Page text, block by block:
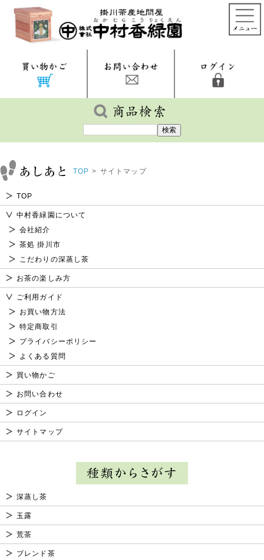
TOP > サイトマップ
TOP
中村香緑園について
会社紹介
茶処 掛川市
こだわりの深蒸し茶
お茶の楽しみ方
ご利用ガイド
お買い物方法
特定商取引
プライバシーポリシー
よくある質問
買い物かご
お問い合わせ
ログイン
サイトマップ
深蒸し茶
玉露
荒茶
ブレンド茶